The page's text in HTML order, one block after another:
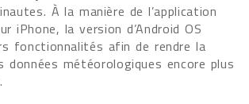
À la manière de l’application
iPhone, la version d’Android OS
fonctionnalités afin de rendre la
données météorologiques encore plus